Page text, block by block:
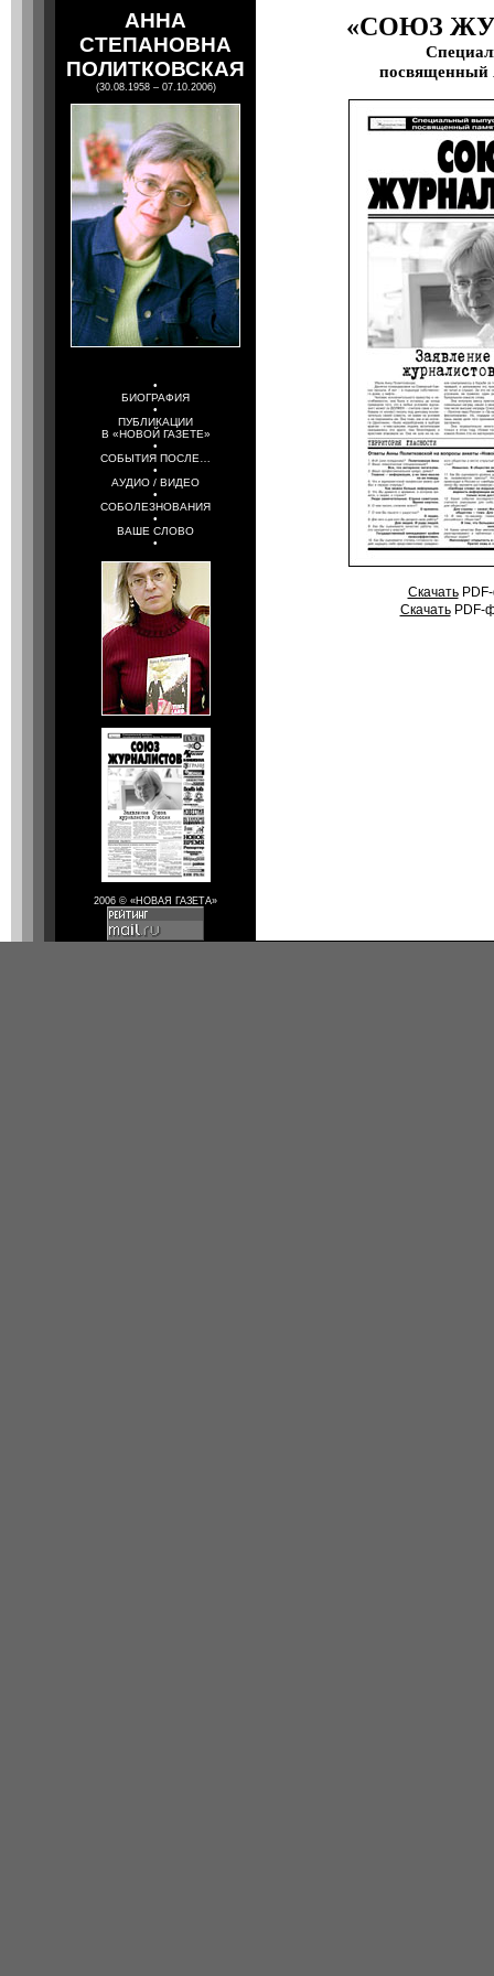
АННА
СТЕПАНОВНА
ПОЛИТКОВСКАЯ
(30.08.1958 – 07.10.2006)
•
БИОГРАФИЯ
•
ПУБЛИКАЦИИ
В «НОВОЙ ГАЗЕТЕ»
•
СОБЫТИЯ ПОСЛЕ…
•
АУДИО / ВИДЕО
•
СОБОЛЕЗНОВАНИЯ
•
ВАШЕ СЛОВО
•
«СОЮЗ
посвященный
СкачатьPDF-
СкачатьPDF-
2006 © «НОВАЯ ГАЗЕТА»